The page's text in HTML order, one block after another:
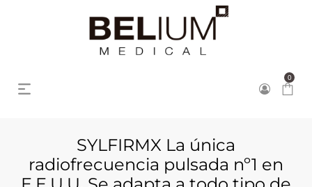
0
SYLFIRMX La única
radiofrecuencia pulsada nº1 en